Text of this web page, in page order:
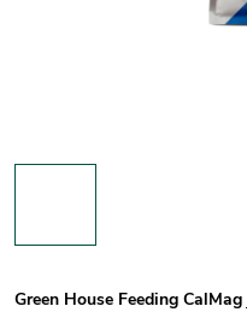
Green House Feeding CalMag